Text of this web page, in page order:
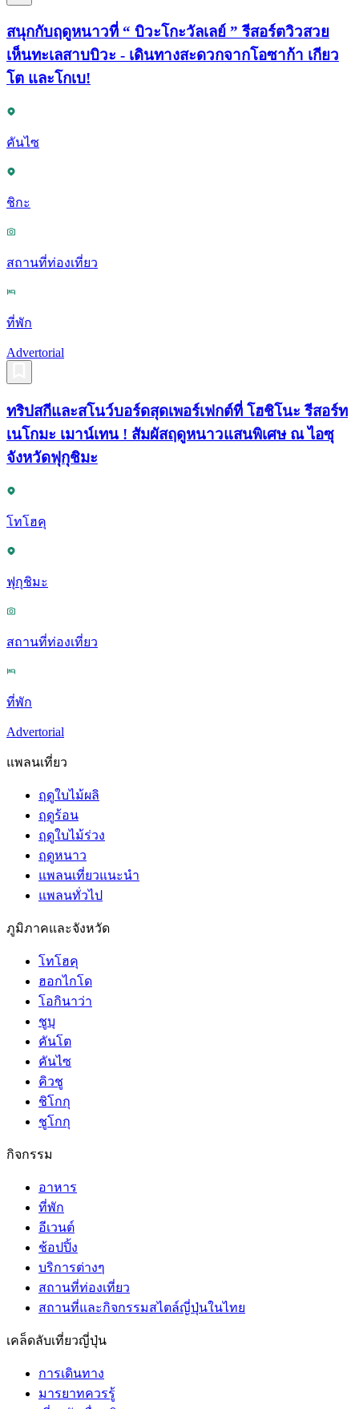
สนุกกับฤดูหนาวที่ “ บิวะโกะวัลเลย์ ” รีสอร์ตวิวสวย
เห็นทะเลสาบบิวะ - เดินทางสะดวกจากโอซาก้า เกียว
โต และโกเบ!
คันไซ
ชิกะ
สถานที่ท่องเที่ยว
ที่พัก
Advertorial
ทริปสกีและสโนว์บอร์ดสุดเพอร์เฟกต์ที่ โฮชิโนะ รีสอร์ท
เนโกมะ เมาน์เทน ! สัมผัสฤดูหนาวแสนพิเศษ ณ ไอซุ
จังหวัดฟุกุชิมะ
โทโฮคุ
ฟุกุชิมะ
สถานที่ท่องเที่ยว
ที่พัก
Advertorial
แพลนเที่ยว
ฤดูใบไม้ผลิ
ฤดูร้อน
ฤดูใบไม้ร่วง
ฤดูหนาว
แพลนเที่ยวแนะนำ
แพลนทั่วไป
ภูมิภาคและจังหวัด
โทโฮคุ
ฮอกไกโด
โอกินาว่า
ชูบุ
คันโต
คันไซ
คิวชู
ชิโกกุ
ชูโกกุ
กิจกรรม
อาหาร
ที่พัก
อีเวนต์
ช้อปปิ้ง
บริการต่างๆ
สถานที่ท่องเที่ยว
สถานที่และกิจกรรมสไตล์ญี่ปุ่นในไทย
เคล็ดลับเที่ยวญี่ปุ่น
การเดินทาง
มารยาทควรรู้